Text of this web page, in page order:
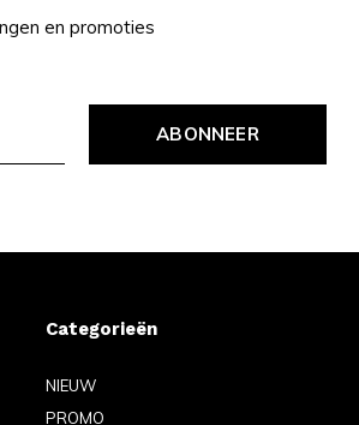
en promoties
ABONNEER
Categorieën
NIEUW
PROMO